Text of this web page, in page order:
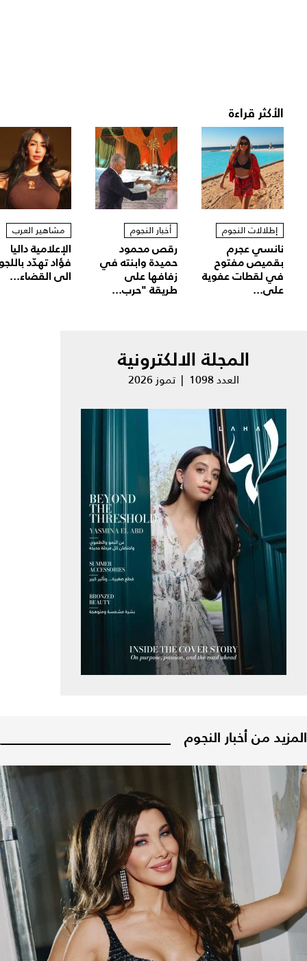
الأكثر قراءة
إطلالات النجوم
نانسي عجرم
بقميص مفتوح
في لقطات عفوية
على...
أخبار النجوم
رقص محمود
حميدة وابنته في
زفافها على
طريقة "حرب...
مشاهير العرب
الإعلامية داليا
فؤاد تهدّد
الى القضاء...
المجلة الالكترونية
العدد 1098 | تموز 2026
المزيد من أخبار النجوم